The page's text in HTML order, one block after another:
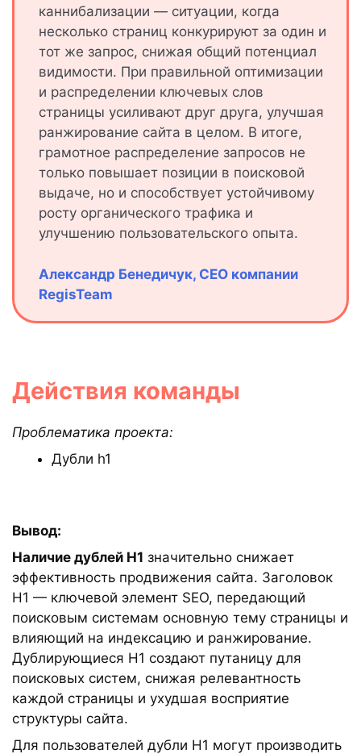
каннибализации — ситуации, когда
несколько страниц конкурируют за один и
тот же запрос, снижая общий потенциал
видимости. При правильной оптимизации
и распределении ключевых слов
страницы усиливают друг друга, улучшая
ранжирование сайта в целом. В итоге,
грамотное распределение запросов не
только повышает позиции в поисковой
выдаче, но и способствует устойчивому
росту органического трафика и
улучшению пользовательского опыта.
Александр Бенедичук, CEO компании
RegisTeam
Действия команды
Проблематика проекта:
Дубли h1
Вывод:
Наличие дублей H1 значительно снижает
эффективность продвижения сайта. Заголовок
H1 — ключевой элемент SEO, передающий
поисковым системам основную тему страницы и
влияющий на индексацию и ранжирование.
Дублирующиеся H1 создают путаницу для
поисковых систем, снижая релевантность
каждой страницы и ухудшая восприятие
структуры сайта.
Для пользователей дубли H1 могут производить